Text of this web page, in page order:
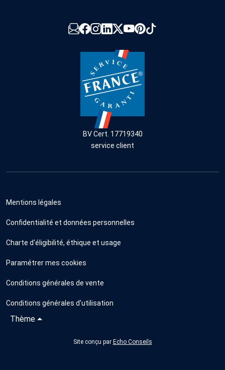
BV Cert. 17719340
service client
Mentions légales
Confidentialité et données personnelles
Charte d'éligibilité, éthique et usage
Paramétrer mes cookies
Conditions générales de vente
Conditions générales d'utilisation
Thème
Site conçu par Echo Conseils